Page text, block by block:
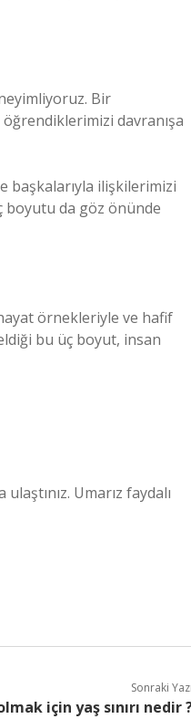
Bir
davranışa
başkalarıyla ilişkilerimizi
boyutu da göz önünde
örnekleriyle ve hafif
bu üç boyut, insan
Umarız faydalı
Sonraki Yazı
için yaş sınırı nedir